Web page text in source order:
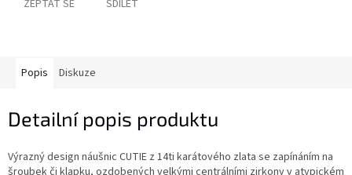
ZEPTAT SE SDÍLET
Popis Diskuze
Detailní popis produktu
Výrazný design náušnic CUTIE z 14ti karátového zlata se zapínáním na
šroubek či klapku, ozdobených velkými centrálními zirkony v atypickém